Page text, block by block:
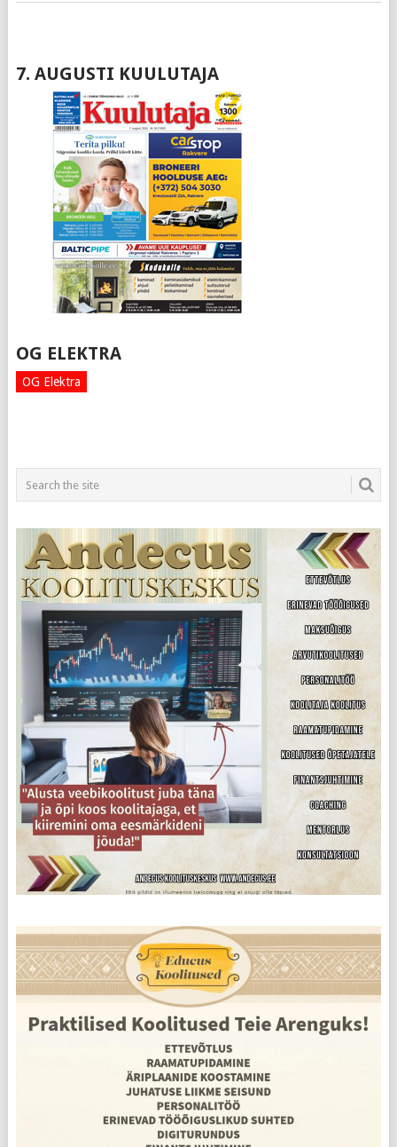
7. AUGUSTI KUULUTAJA
OG ELEKTRA
OG Elektra